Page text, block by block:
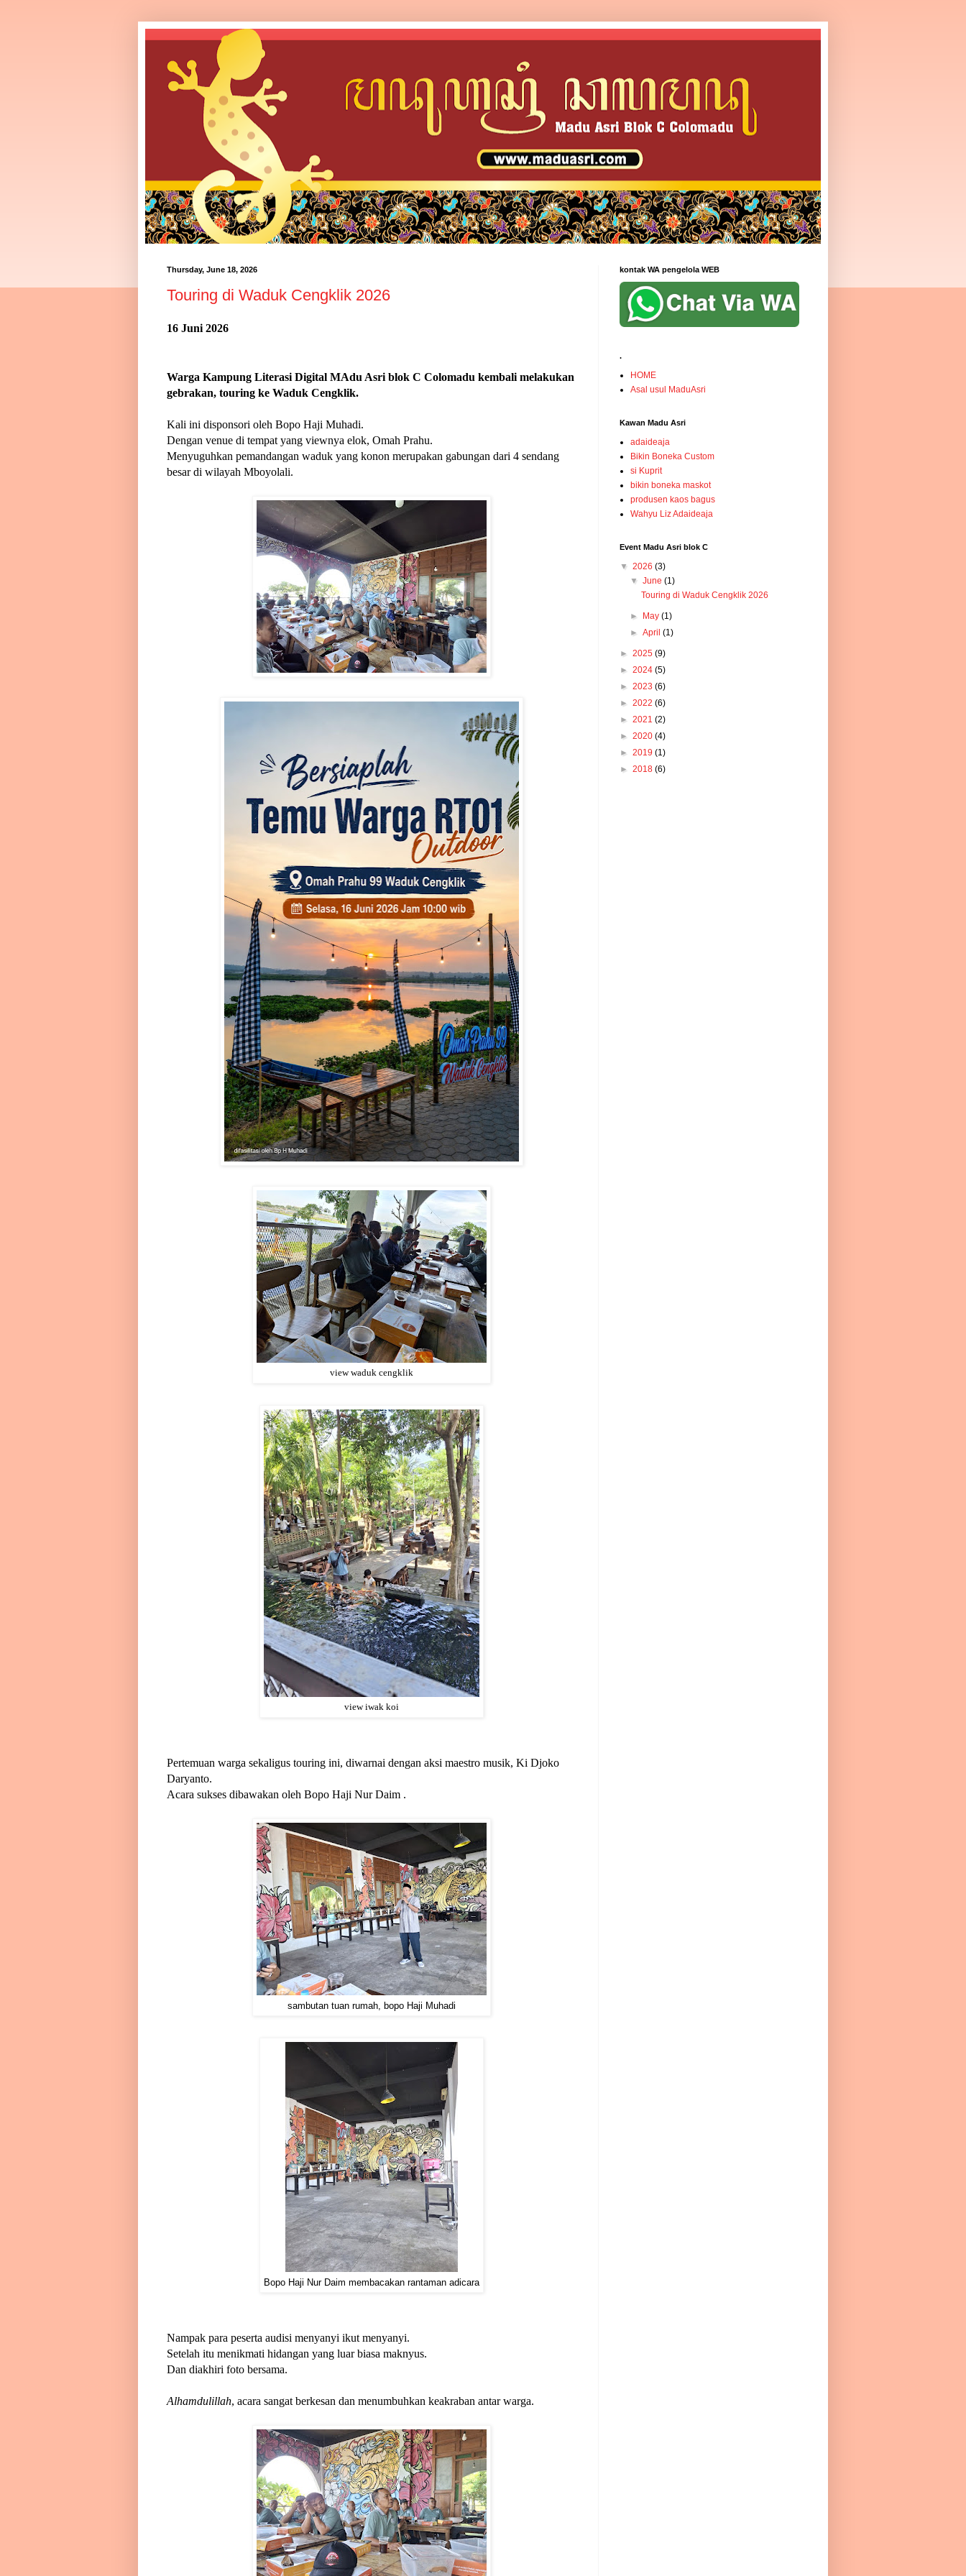
Thursday, June 18, 2026
Touring di Waduk Cengklik 2026
16 Juni 2026
Warga Kampung Literasi Digital MAdu Asri blok C Colomadu kembali melakukan
gebrakan, touring ke Waduk Cengklik.
Kali ini disponsori oleh Bopo Haji Muhadi.
Dengan venue di tempat yang viewnya elok, Omah Prahu.
Menyuguhkan pemandangan waduk yang konon merupakan gabungan dari 4 sendang
besar di wilayah Mboyolali.
view waduk cengklik
view iwak koi
Pertemuan warga sekaligus touring ini, diwarnai dengan aksi maestro musik, Ki Djoko
Daryanto.
Acara sukses dibawakan oleh Bopo Haji Nur Daim .
sambutan tuan rumah, bopo Haji Muhadi
Bopo Haji Nur Daim membacakan rantaman adicara
Nampak para peserta audisi menyanyi ikut menyanyi.
Setelah itu menikmati hidangan yang luar biasa maknyus.
Dan diakhiri foto bersama.
Alhamdulillah, acara sangat berkesan dan menumbuhkan keakraban antar warga.
kontak WA pengelola WEB
.
HOME
Asal usul MaduAsri
Kawan Madu Asri
adaideaja
Bikin Boneka Custom
si Kuprit
bikin boneka maskot
produsen kaos bagus
Wahyu Liz Adaideaja
Event Madu Asri blok C
▼ 2026 (3)
▼June(1)
Touring di Waduk Cengklik 2026
► May(1)
►April(1)
► 2025 (9)
► 2024 (5)
► 2023 (6)
► 2022 (6)
► 2021 (2)
► 2020 (4)
► 2019 (1)
► 2018 (6)